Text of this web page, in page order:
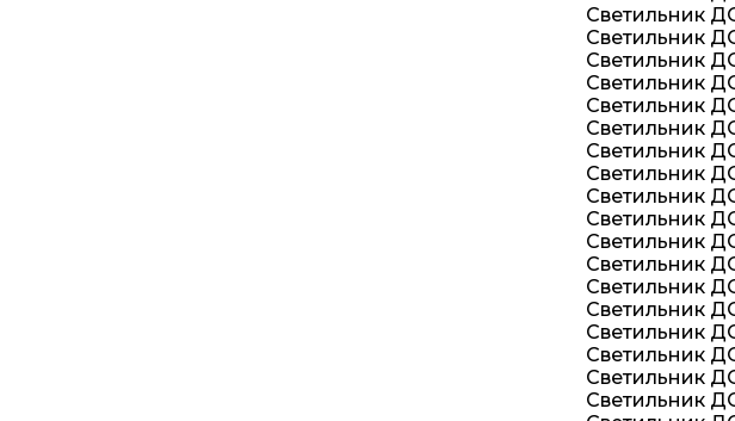
Светильник
Светильник
Светильник
Светильник
Светильник
Светильник
Светильник
Светильник
Светильник
Светильник
Светильник
Светильник
Светильник
Светильник
Светильник
Светильник
Светильник
Светильник